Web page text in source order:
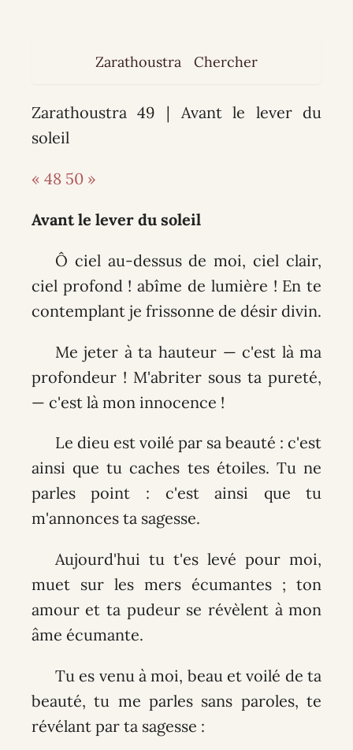
Zarathoustra Chercher
Zarathoustra 49 | Avant le lever du
soleil
« 48 50 »
Avant le lever du soleil
Ô ciel au-dessus de moi, ciel clair,
ciel profond ! abîme de lumière ! En te
contemplant je frissonne de désir divin.
Me jeter à ta hauteur — c'est là ma
profondeur ! M'abriter sous ta pureté,
— c'est là mon innocence !
Le dieu est voilé par sa beauté : c'est
ainsi que tu caches tes étoiles. Tu ne
parles point : c'est ainsi que tu
m'annonces ta sagesse.
Aujourd'hui tu t'es levé pour moi,
muet sur les mers écumantes ; ton
amour et ta pudeur se révèlent à mon
âme écumante.
Tu es venu à moi, beau et voilé de ta
beauté, tu me parles sans paroles, te
révélant par ta sagesse :